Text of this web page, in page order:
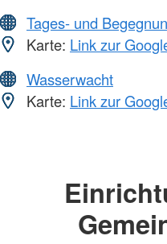
Tages- und
Karte: Link zur
Wasserwacht
Karte: Link zur